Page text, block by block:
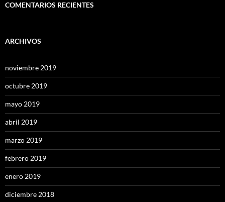
COMENTARIOS RECIENTES
ARCHIVOS
noviembre 2019
octubre 2019
mayo 2019
abril 2019
marzo 2019
febrero 2019
enero 2019
diciembre 2018